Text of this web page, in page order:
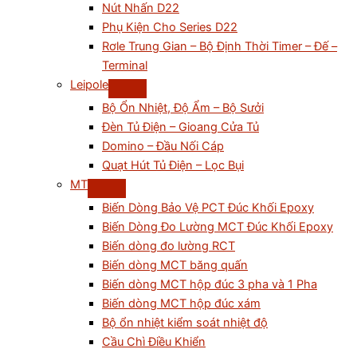
Nút Nhấn D22
Phụ Kiện Cho Series D22
Rơle Trung Gian – Bộ Định Thời Timer – Đế –
Terminal
Leipole
Bộ Ổn Nhiệt, Độ Ẩm – Bộ Sưởi
Đèn Tủ Điện – Gioang Cửa Tủ
Domino – Đầu Nối Cáp
Quạt Hút Tủ Điện – Lọc Bụi
MT
Biến Dòng Bảo Vệ PCT Đúc Khối Epoxy
Biến Dòng Đo Lường MCT Đúc Khối Epoxy
Biến dòng đo lường RCT
Biến dòng MCT băng quấn
Biến dòng MCT hộp đúc 3 pha và 1 Pha
Biến dòng MCT hộp đúc xám
Bộ ổn nhiệt kiểm soát nhiệt độ
Cầu Chì Điều Khiển